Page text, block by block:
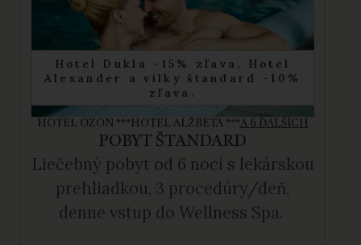
Hotel Dukla -15% zľava, Hotel
Alexander a vilky štandard -10%
zľava.
HOTEL OZÓN ***HOTEL ALŽBETA ***A 6 ĎALŠÍCH
POBYT ŠTANDARD
Liečebný pobyt od 6 nocí s lekárskou
prehliadkou, 3 procedúry/deň,
denne vstup do Wellness Spa.